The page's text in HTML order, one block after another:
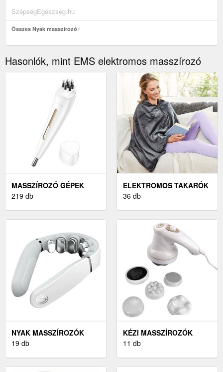
SzépségEgészség.hu
Összes Nyak masszírozó
Hasonlók, mint EMS elektromos masszírozó
MASSZÍROZÓ GÉPEK
219 db
ELEKTROMOS TAKARÓK
36 db
NYAK MASSZÍROZÓK
19 db
KÉZI MASSZÍROZÓK
11 db